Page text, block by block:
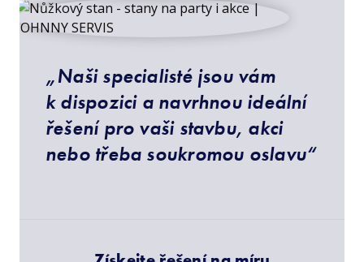
„Naši specialisté jsou vám
k dispozici a navrhnou ideální
řešení pro vaši stavbu, akci
nebo třeba soukromou oslavu“